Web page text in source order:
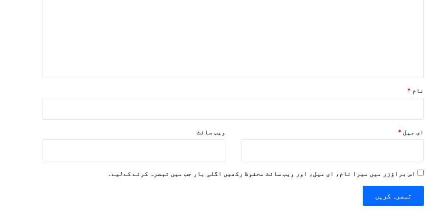
نام *
ای میل * ویب‌ سائٹ
اس براؤزر میں میرا نام، ای میل، اور ویب سائٹ محفوظ رکھیں اگلی بار جب میں تبصرہ کرنے کےلیے۔